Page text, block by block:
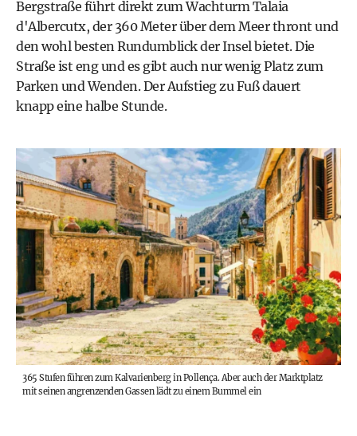
Bergstraße führt direkt zum Wachturm Talaia
d'Albercutx, der 360 Meter über dem Meer thront und
den wohl besten Rundumblick der Insel bietet. Die
Straße ist eng und es gibt auch nur wenig Platz zum
Parken und Wenden. Der Aufstieg zu Fuß dauert
knapp eine halbe Stunde.
365 Stufen führen zum Kalvarienberg in Pollença. Aber auch der Marktplatz
mit seinen angrenzenden Gassen lädt zu einem Bummel ein